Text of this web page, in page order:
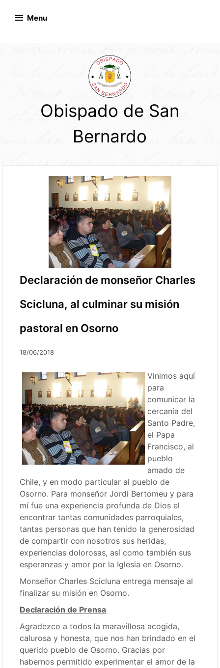
Menu
Obispado de San
Bernardo
Declaración de monseñor Charles
Scicluna, al culminar su misión
pastoral en Osorno
18/06/2018
Vinimos aquí
para
comunicar la
cercanía del
Santo Padre,
el Papa
Francisco, al
pueblo
amado de
Chile, y en modo particular al pueblo de
Osorno. Para monseñor Jordi Bertomeu y para
mí fue una experiencia profunda de Dios el
encontrar tantas comunidades parroquiales,
tantas personas que han tenido la generosidad
de compartir con nosotros sus heridas,
experiencias dolorosas, así como también sus
esperanzas y amor por la Iglesia en Osorno.
Monseñor Charles Scicluna entrega mensaje al
finalizar su misión en Osorno.
Declaración de Prensa
Agradezco a todos la maravillosa acogida,
calurosa y honesta, que nos han brindado en el
querido pueblo de Osorno. Gracias por
habernos permitido experimentar el amor de la